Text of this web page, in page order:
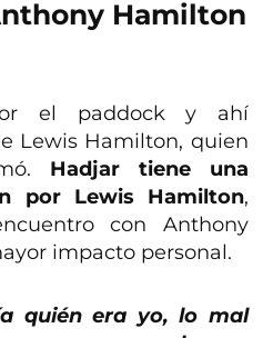
Hamilton
el paddock y ahí
Lewis Hamilton, quien
Hadjar tiene una
por Lewis Hamilton,
con Anthony
impacto personal.
quién era yo, lo mal